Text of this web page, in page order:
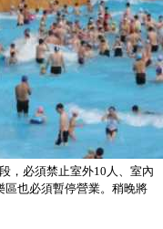
，必須禁止室外10人、室內
區也必須暫停營業。稍晚將